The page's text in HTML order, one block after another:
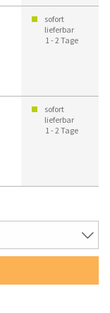
sofort
lieferbar
1 - 2 Tage
sofort
lieferbar
1 - 2 Tage